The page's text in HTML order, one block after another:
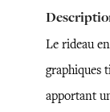
Le rideau
graphiques
apportant